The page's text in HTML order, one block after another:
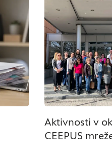
Aktivnosti v
CEEPUS
zasebnosti, prijava ali
ali vas opozori na
za učinkovitost delovanja
piškotki štejemo obiske
našega spletnega
in opazujemo, kako
spletno mesto.